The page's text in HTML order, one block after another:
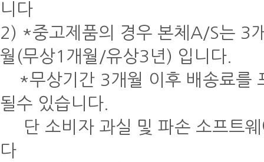
니다
2) *중고제품의 경우 본체A/S는 3
월(무상1개월/유상3년) 입니다.
*무상기간 3개월 이후 배송료를
될수 있습니다.
단 소비자 과실 및 파손 소프트웨
다